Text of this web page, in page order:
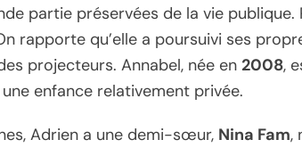
partie préservées de la vie publique.
rapporte qu’elle a poursuivi ses
projecteurs. Annabel, née en 2008,
enfance relativement privée.
Adrien a une demi-sœur, Nina Fam,